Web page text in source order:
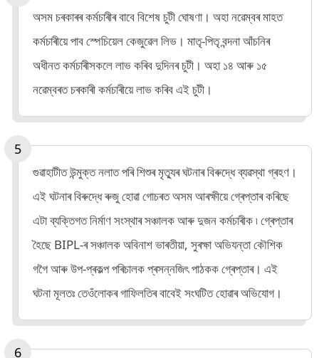
অসম চৰকাৰৰ কৰ্মচাৰীৰ বাবে বিশেষ চুটী ঘোষণা। অহা নৱেম্বৰ মাহত
কৰ্মচাৰীয়ে পাব স্পেচিয়েল কেজুৱেল লিভ। মাতৃ-পিতৃ বন্দনা আঁচনিৰ
অধীনত কৰ্মচাৰীসকলে লাভ কৰিব দুদিনৰ চুটী। অহা ১৪ আৰু ১৫
নৱেম্বৰত চৰকাৰী কৰ্মচাৰীয়ে লাভ কৰিব এই চুটী।
গুৱাহাটীত উন্মুক্ত নলাত পৰি শিশুৰ মৃত্যুৰ ঘটনাৰ বিৰুদ্ধে ব্যৱস্থা গ্ৰহণ।
এই ঘটনাৰ বিৰুদ্ধে ৰুজু হোৱা গোচৰত অসম আৰক্ষীয়ে গ্ৰেপ্তাৰ কৰিছে
এটা ব্যক্তিগত নির্মাণ সংস্থাৰ সঞ্চালক আৰু দুজন কর্মচাৰীক ৷ গ্ৰেপ্তাৰ
হৈছে BIPL-ৰ সঞ্চালক অবিনাশ ভাৰতীয়া, সুৰক্ষা অভিযন্তা কৌশিক
গগৈ আৰু উপ-প্ৰকল্প পৰিচালক প্ৰসন্নজিৎ পাঠকক গ্ৰেপ্তাৰ। এই
ঘটনা মূলতঃ তেওঁলোকৰ গাফিলতিৰ বাবেই সংঘটিত হোৱাৰ অভিযোগ।